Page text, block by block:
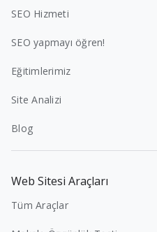
SEO Hizmeti
SEO yapmayı öğren!
Eğitimlerimiz
Site Analizi
Blog
Web Sitesi Araçları
Tüm Araçlar